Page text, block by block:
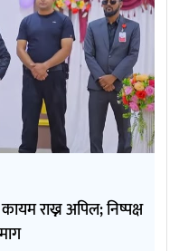
राख्न अपिल; निष्पक्ष